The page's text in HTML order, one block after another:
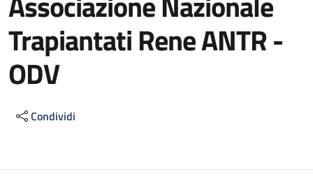
Trapiantati Rene ANTR -
ODV
Condividi